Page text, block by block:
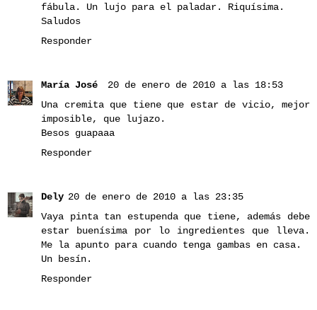
fábula. Un lujo para el paladar. Riquísima.
Saludos
Responder
María José
20 de enero de 2010 a las 18:53
Una cremita que tiene que estar de vicio, mejor
imposible, que lujazo.
Besos guapaaa
Responder
Dely 20 de enero de 2010 a las 23:35
Vaya pinta tan estupenda que tiene, además debe
estar buenísima por lo ingredientes que lleva.
Me la apunto para cuando tenga gambas en casa.
Un besín.
Responder